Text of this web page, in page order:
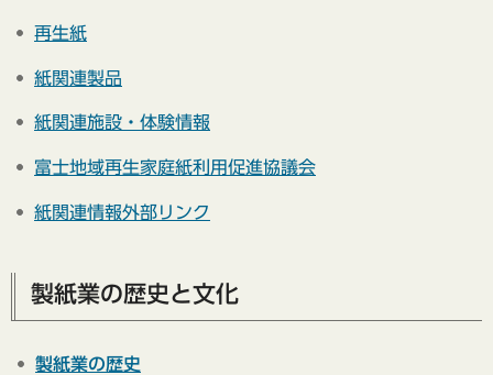
再生紙
紙関連製品
紙関連施設・体験情報
富士地域再生家庭紙利用促進協議会
紙関連情報外部リンク
製紙業の歴史と文化
製紙業の歴史